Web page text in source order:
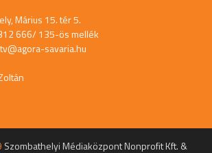
Márius 15. tér 5.
666/ 135-ös mellék
savaria.hu
Szombathelyi Médiaközpont Nonprofit Kft. &